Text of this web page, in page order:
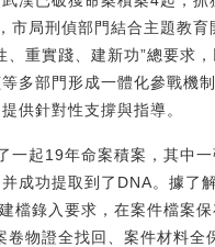
市局刑偵部門結合主題教育
、重實踐、建新功”總要求
多部門形成一體化參戰機
供針對性支撐與指導。
一起19年命案積案，其中一
成功提取到了DNA。據了
檔錄入要求，在案件檔案保
卷物證全找回、案件材料全